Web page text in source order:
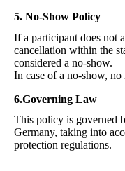
5. No-Show Policy
If a participant does not
cancellation within the
considered a no-show.
In case of a no-show,
6.Governing Law
This policy is governed
Germany, taking into
protection regulations.